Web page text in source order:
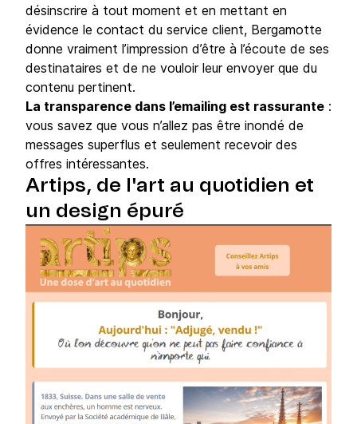
désinscrire à tout moment et en mettant en
évidence le contact du service client, Bergamotte
donne vraiment l’impression d’être à l’écoute de ses
destinataires et de ne vouloir leur envoyer que du
contenu pertinent.
La transparence dans l’emailing est rassurante :
vous savez que vous n’allez pas être inondé de
messages superflus et seulement recevoir des
offres intéressantes.
Artips, de l'art au quotidien et
un design épuré